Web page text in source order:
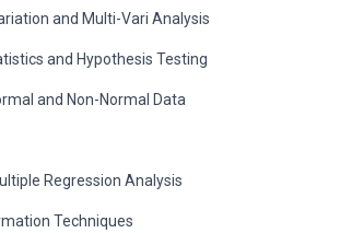
and Multi-Vari Analysis
and Hypothesis Testing
and Non-Normal Data
Regression Analysis
Techniques